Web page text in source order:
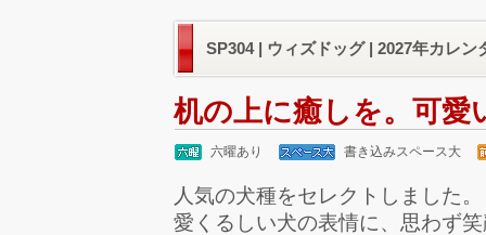
SP304 | ウィズドッグ | 2027年カレン
机の上に癒しを。可
六曜あり 書き込みスペース大
人気の犬種をセレクトしました。
愛くるしい犬の表情に、思わず